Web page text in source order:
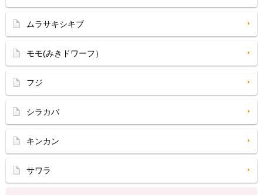
ムラサキシキブ
モモ(みきドワーフ）
フジ
シラカバ
キンカン
サワラ